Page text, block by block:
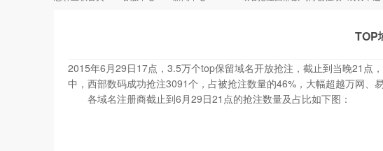
TOP
2015年6月29日17点，3.5万个top保留域名开放抢注，截止到当晚21点
中，西部数码成功抢注3091个，占被抢注数量的46%，大幅超越万网、
各域名注册商截止到6月29日21点的抢注数量及占比如下图：